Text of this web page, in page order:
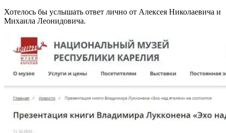
Хотелось бы услышать ответ лично от Алексея Николаевича и
Михаила Леонидовича.